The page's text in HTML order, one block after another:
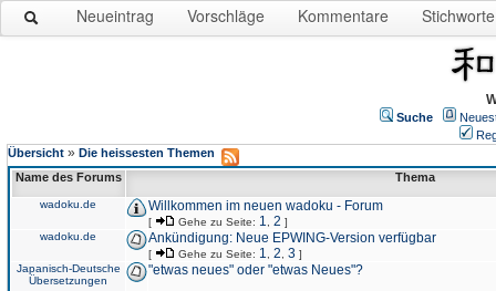
Neueintrag Vorschläge Kommentare Stichworte
Suche
Übersicht » Die heissesten Themen
Name des Forums
Thema
wadoku.de Willkommen im neuen wadoku - Forum
[ Gehe zu Seite: 1 2 ]
wadoku.de
Ankündigung: Neue EPWING-Version verfügbar
[ Gehe zu Seite: 1 2 3 ]
Japanisch-Deutsche
Übersetzungen
"etwas neues" oder "etwas Neues"?